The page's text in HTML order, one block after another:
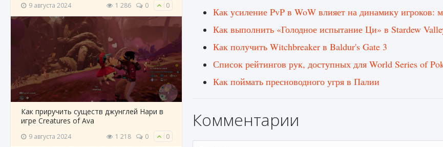
9 августа 2024 1 286 0 0
Как приручить существ джунглей Нари в
игре Creatures of Ava
9 августа 2024 1 218 0 0
Как усиление PvP в WoW влияет на динамику игроков:
Как выполнить «Голодное испытание Ци» в Stardew
Как получить Witchbreaker в Baldur's Gate 3
Список рейтингов рук, доступных для World Series of
Как поймать пресноводного угря в Палии
Комментарии